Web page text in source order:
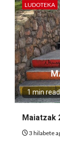
LUDOTEKA
1 min read
Maiatzak
3 hilabete